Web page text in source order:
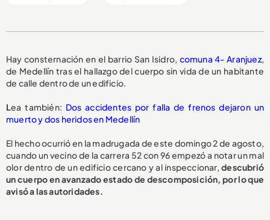
Hay consternación en el barrio San Isidro, comuna 4- Aranjuez,
de Medellín tras el hallazgo del cuerpo sin vida de un habitante
de calle dentro de un edificio.
Lea también: Dos accidentes por falla de frenos dejaron un
muerto y dos heridos en Medellín
El hecho ocurrió en la madrugada de este domingo 2 de agosto,
cuando un vecino de la carrera 52 con 96 empezó a notar un mal
olor dentro de un edificio cercano y al inspeccionar,descubrió
un cuerpo en avanzado estado de descomposición, por lo que
avisó a las autoridades.